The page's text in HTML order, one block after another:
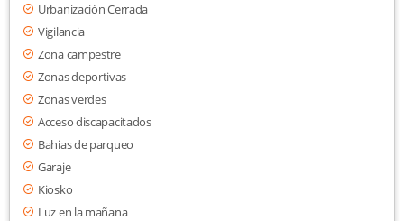
Urbanización Cerrada
Vigilancia
Zona campestre
Zonas deportivas
Zonas verdes
Acceso discapacitados
Bahias de parqueo
Garaje
Kiosko
Luz en la mañana